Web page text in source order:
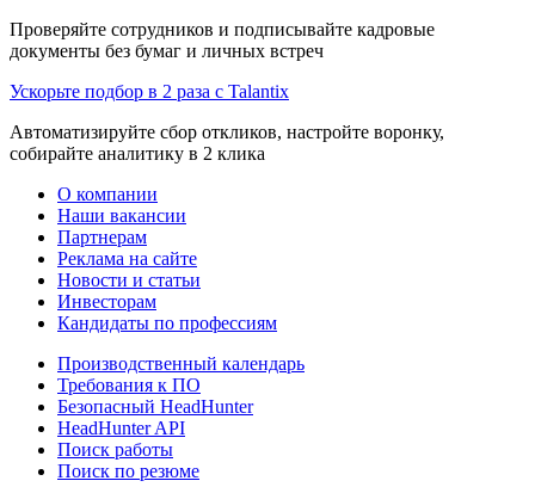
Проверяйте сотрудников и подписывайте кадровые
документы без бумаг и личных встреч
Ускорьте подбор в 2 раза с Talantix
Автоматизируйте сбор откликов, настройте воронку,
собирайте аналитику в 2 клика
О компании
Наши вакансии
Партнерам
Реклама на сайте
Новости и статьи
Инвесторам
Кандидаты по профессиям
Производственный календарь
Требования к ПО
Безопасный HeadHunter
HeadHunter API
Поиск работы
Поиск по резюме